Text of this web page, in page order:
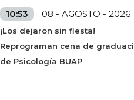
10:53 08 - AGOSTO - 2026
¡Los dejaron sin fiesta!
Reprograman cena de
de Psicología BUAP